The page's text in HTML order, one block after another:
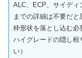
ALC、ECP、サイディ
までの詳細は不要だと
枠形状を落とし込む
ハイグレードの隠し框
い）